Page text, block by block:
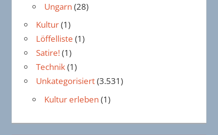
Ungarn (28)
Kultur(1)
Löffelliste (1)
Satire!(1)
Technik(1)
Unkategorisiert(3.531)
Kultur erleben (1)